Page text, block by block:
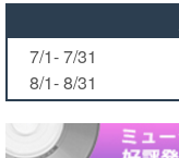
7/1- 7/31
8/1- 8/31